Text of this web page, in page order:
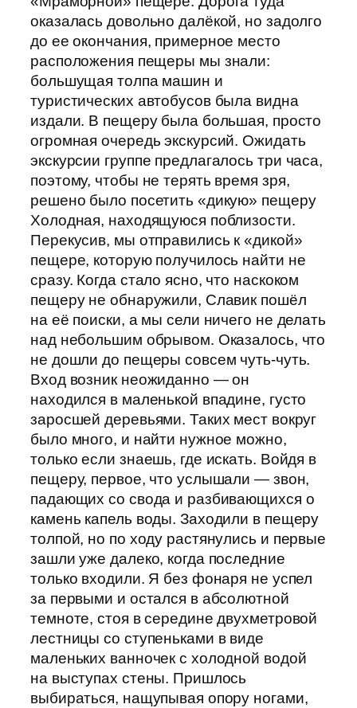
оказалась довольно далёкой, но задолго
до ее окончания, примерное место
расположения пещеры мы знали:
большущая толпа машин и
туристических автобусов была видна
издали. В пещеру была большая, просто
огромная очередь экскурсий. Ожидать
экскурсии группе предлагалось три часа,
поэтому, чтобы не терять время зря,
решено было посетить «дикую» пещеру
Холодная, находящуюся поблизости.
Перекусив, мы отправились к «дикой»
пещере, которую получилось найти не
сразу. Когда стало ясно, что наскоком
пещеру не обнаружили, Славик пошёл
на её поиски, а мы сели ничего не делать
над небольшим обрывом. Оказалось, что
не дошли до пещеры совсем чуть-чуть.
Вход возник неожиданно — он
находился в маленькой впадине, густо
заросшей деревьями. Таких мест вокруг
было много, и найти нужное можно,
только если знаешь, где искать. Войдя в
пещеру, первое, что услышали — звон,
падающих со свода и разбивающихся о
камень капель воды. Заходили в пещеру
толпой, но по ходу растянулись и первые
зашли уже далеко, когда последние
только входили. Я без фонаря не успел
за первыми и остался в абсолютной
темноте, стоя в середине двухметровой
лестницы со ступеньками в виде
маленьких ванночек с холодной водой
на выступах стены. Пришлось
выбираться, нащупывая опору ногами,